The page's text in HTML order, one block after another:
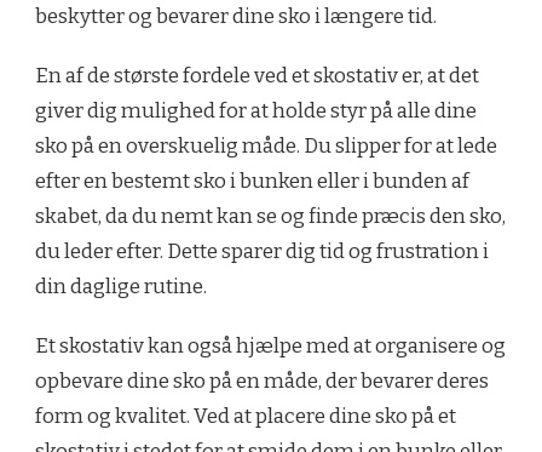
beskytter og bevarer dine sko i længere tid.
En af de største fordele ved et skostativ er, at det
giver dig mulighed for at holde styr på alle dine
sko på en overskuelig måde. Du slipper for at lede
efter en bestemt sko i bunken eller i bunden af
skabet, da du nemt kan se og finde præcis den sko,
du leder efter. Dette sparer dig tid og frustration i
din daglige rutine.
Et skostativ kan også hjælpe med at organisere og
opbevare dine sko på en måde, der bevarer deres
form og kvalitet. Ved at placere dine sko på et